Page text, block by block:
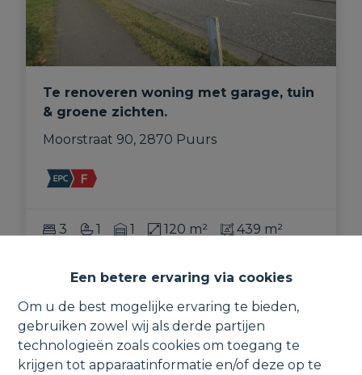
Een betere ervaring via cookies
Om u de best mogelijke ervaring te bieden,
gebruiken zowel wij als derde partijen
technologieën zoals cookies om toegang te
krijgen tot apparaatinformatie en/of deze op te
Te renoveren woning met garage, tuin
& groene zichten.
Moorstraat 90, 2870 Puurs
3 1 1 120 m² 439 m²
VERKOCHT